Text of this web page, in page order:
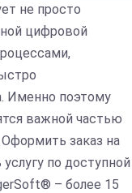
не просто
цифровой
Именно поэтому
важной частью
заказ на
по доступной
– более 15